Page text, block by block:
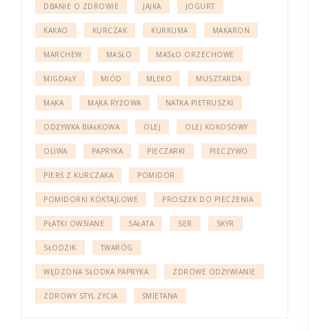
DBANIE O ZDROWIE JAJKA JOGURT
KAKAO KURCZAK KURKUMA MAKARON
MARCHEW MASŁO MASŁO ORZECHOWE
MIGDAŁY MIÓD MLEKO MUSZTARDA
MĄKA MĄKA RYŻOWA NATKA PIETRUSZKI
ODŻYWKA BIAŁKOWA OLEJ OLEJ KOKOSOWY
OLIWA PAPRYKA PIECZARKI PIECZYWO
PIERŚ Z KURCZAKA POMIDOR
POMIDORKI KOKTAJLOWE PROSZEK DO PIECZENIA
PŁATKI OWSIANE SAŁATA SER SKYR
SŁODZIK TWARÓG
WĘDZONA SŁODKA PAPRYKA ZDROWE ODŻYWIANIE
ZDROWY STYL ŻYCIA ŚMIETANA